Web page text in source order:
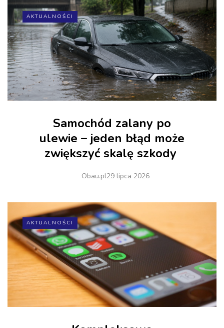
AKTUALNOŚCI
Samochód zalany po
ulewie – jeden błąd może
zwiększyć skalę szkody
Obau.pl29 lipca 2026
AKTUALNOŚCI